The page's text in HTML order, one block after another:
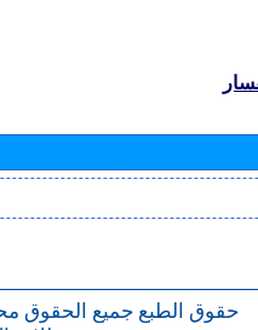
حقوق الطبع جميع الحقوق